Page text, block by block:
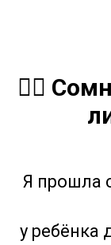
👩‍⚕️
Я прошла
у ребёнка